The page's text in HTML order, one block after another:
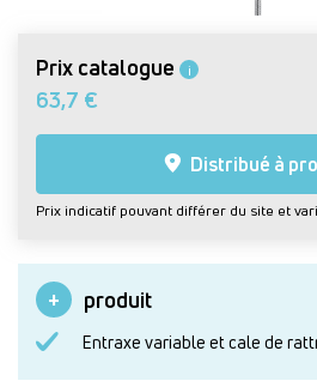
Prix catalogue i
63,7 €
Distribué à
Prix indicatif pouvant différer du site et
produit
Entraxe variable et cale de